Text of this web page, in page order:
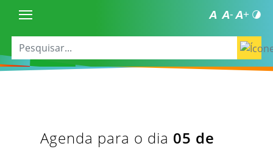
Agenda para o dia 05 de